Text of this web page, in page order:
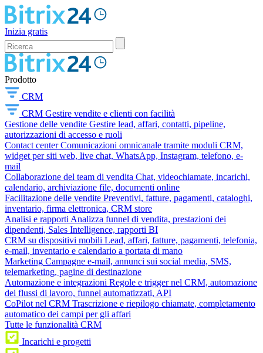
Inizia gratis
Prodotto
CRM
CRM Gestire vendite e clienti con facilità
Gestione delle vendite Gestire lead, affari, contatti, pipeline,
autorizzazioni di accesso e ruoli
Contact center Comunicazioni omnicanale tramite moduli CRM,
widget per siti web, live chat, WhatsApp, Instagram, telefono, e-
mail
Collaborazione del team di vendita Chat, videochiamate, incarichi,
calendario, archiviazione file, documenti online
Facilitazione delle vendite Preventivi, fatture, pagamenti, cataloghi,
inventario, firma elettronica, CRM store
Analisi e rapporti Analizza funnel di vendita, prestazioni dei
dipendenti, Sales Intelligence, rapporti BI
CRM su dispositivi mobili Lead, affari, fatture, pagamenti, telefonia,
e-mail, inventario e calendario a portata di mano
Marketing Campagne e-mail, annunci sui social media, SMS,
telemarketing, pagine di destinazione
Automazione e integrazioni Regole e trigger nel CRM, automazione
dei flussi di lavoro, funnel automatizzati, API
CoPilot nel CRM Trascrizione e riepilogo chiamate, completamento
automatico dei campi per gli affari
Tutte le funzionalità CRM
Incarichi e progetti